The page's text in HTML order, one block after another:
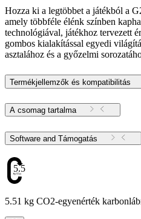
Hozza ki a legtöbbet a játékból a
amely többféle élénk színben
technológiával, játékhoz tervezett
gombos kialakítással egyedi
asztalához és a győzelmi
Termékjellemzők és kompatibilitás
A csomag tartalma
Software and Támogatás
5.51
5.51 kg CO2-egyenérték